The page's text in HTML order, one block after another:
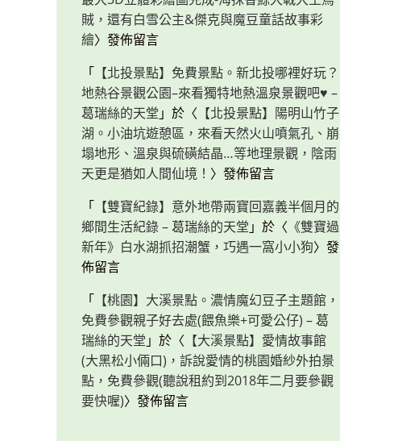
賊，還有白雪公主&傑克與魔豆童話故事彩
繪〉發佈留言
「 【北投景點】免費景點。新北投哪裡好玩？
地熱谷景觀公園–來看獨特地熱溫泉景觀吧♥ –
葛瑞絲的天堂 」於〈 【北投景點】陽明山竹子
湖。小油坑遊憩區，來看天然火山噴氣孔、崩
塌地形、溫泉與硫磺結晶…等地理景觀，陰雨
天更是猶如人間仙境！ 〉發佈留言
「 【雙寶紀錄】意外地帶兩寶回嘉義半個月的
鄉間生活紀錄 – 葛瑞絲的天堂 」於〈 《雙寶過
新年》白水湖抓招潮蟹，巧遇一窩小小狗〉發
佈留言
「 【桃園】大溪景點。濃情魔幻豆子主題館，
免費參觀親子好去處(餵魚樂+可愛公仔) – 葛
瑞絲的天堂 」於〈 【大溪景點】愛情故事館
(大黑松小倆口)，訴說愛情的桃園婚紗外拍景
點，免費參觀(聽說租約到2018年二月要參觀
要快喔)〉發佈留言